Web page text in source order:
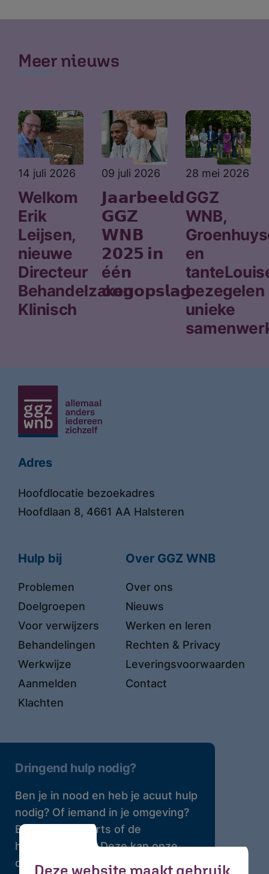
Deze website maakt gebruik
Meer nieuws
14 juli 2026
Welkom
Erik
Leijsen,
nieuwe
Directeur
Behandelzaken
Klinisch
09 juli 2026
𝗝𝗮𝗮𝗿𝗯𝗲𝗲𝗹𝗱
𝗚𝗚𝗭
𝗪𝗡𝗕
𝟮𝟬𝟮𝟱 𝗶𝗻
éé𝗻
𝗼𝗼𝗴𝗼𝗽𝘀𝗹𝗮𝗴
28 mei 2026
GGZ
WNB,
en
bezegelen
unieke
Adres
Hoofdlocatie bezoekadres
Hoofdlaan 8, 4661 AA Halsteren
Hulp bij
Problemen
Doelgroepen
Voor verwijzers
Behandelingen
Werkwijze
Aanmelden
Klachten
Over GGZ WNB
Over ons
Nieuws
Werken en leren
Rechten & Privacy
Leveringsvoorwaarden
Contact
Dringend hulp nodig?
Ben je in nood en heb je acuut hulp
nodig? Of iemand in je omgeving?
Bel dan je huisarts of de
huisartsenpost. Deze kan onze
crisisdienst bellen waar 24 uur per